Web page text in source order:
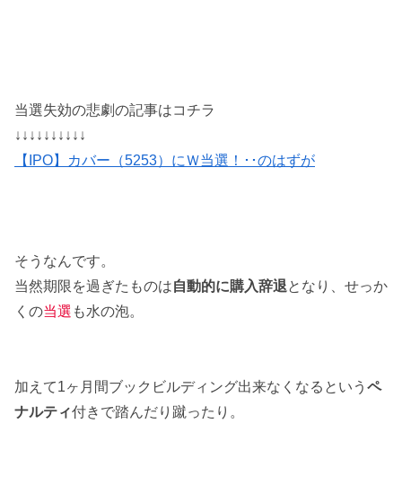
当選失効の悲劇の記事はコチラ
↓↓↓↓↓↓↓↓↓↓
【IPO】カバー（5253）にＷ当選！･･のはずが
そうなんです。
当然期限を過ぎたものは自動的に購入辞退となり、せっか
くの当選 も水の泡。
加えて1ヶ月間ブックビルディング出来なくなるという ペ
ナルティ付きで踏んだり蹴ったり。